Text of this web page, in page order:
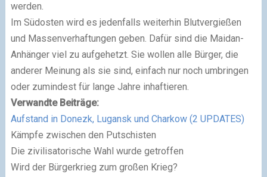
werden.
Im Südosten wird es jedenfalls weiterhin Blutvergießen
und Massenverhaftungen geben. Dafür sind die Maidan-
Anhänger viel zu aufgehetzt. Sie wollen alle Bürger, die
anderer Meinung als sie sind, einfach nur noch umbringen
oder zumindest für lange Jahre inhaftieren.
Verwandte Beiträge:
Aufstand in Donezk, Lugansk und Charkow (2 UPDATES)
Kämpfe zwischen den Putschisten
Die zivilisatorische Wahl wurde getroffen
Wird der Bürgerkrieg zum großen Krieg?